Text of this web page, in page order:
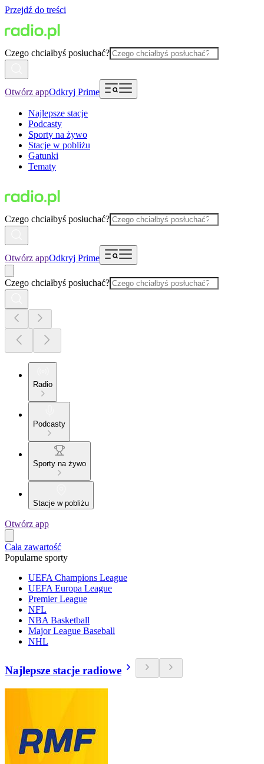
Przejdź do treści
Czego chciałbyś posłuchać?
Otwórz appOdkryj Prime
Najlepsze stacje
Podcasty
Sporty na żywo
Stacje w pobliżu
Gatunki
Tematy
Czego chciałbyś posłuchać?
Otwórz appOdkryj Prime
Czego chciałbyś posłuchać?
Radio
Podcasty
Sporty na żywo
Stacje w pobliżu
Otwórz app
Cała zawartość
Popularne sporty
UEFA Champions League
UEFA Europa League
Premier League
NFL
NBA Basketball
Major League Baseball
NHL
Najlepsze stacje radiowe